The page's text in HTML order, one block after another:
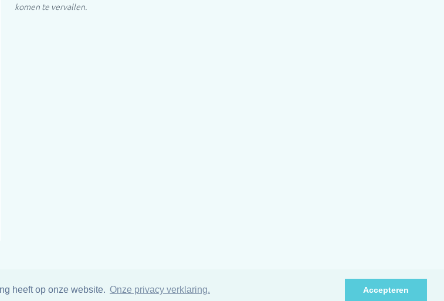
heeft op onze website. Onze privacy verklaring. Accepteren
komen te vervallen.
+316 2553 0846 info@mbt-breeding.com